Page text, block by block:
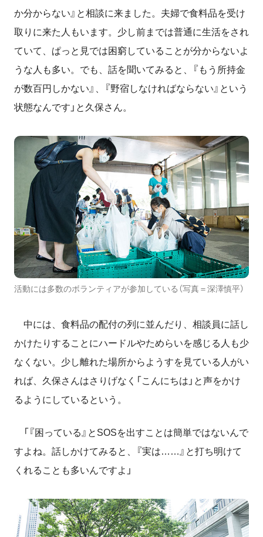
か分からない』と相談に来ました。夫婦で食料品を受け
取りに来た人もいます。少し前までは普通に生活をされ
ていて、ぱっと見では困窮していることが分からないよ
うな人も多い。でも、話を聞いてみると、『もう所持金
が数百円しかない』、『野宿しなければならない』という
状態なんです」と久保さん。
活動には多数のボランティアが参加している（写真＝深澤慎平）
中には、食料品の配付の列に並んだり、相談員に話し
かけたりすることにハードルやためらいを感じる人も少
なくない。少し離れた場所からようすを見ている人がい
れば、久保さんはさりげなく「こんにちは」と声をかけ
るようにしているという。
「『困っている』とSOSを出すことは簡単ではないんで
すよね。話しかけてみると、『実は……』と打ち明けて
くれることも多いんですよ」